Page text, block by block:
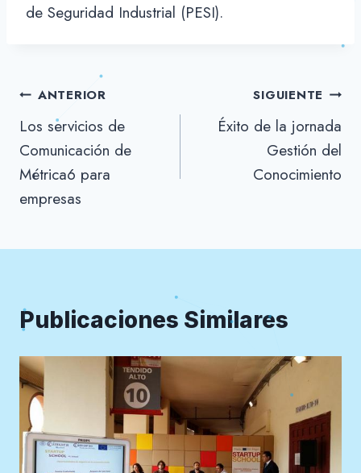
de Seguridad Industrial (PESI).
Navegación
de
entradas
ANTERIOR
Los servicios de
Comunicación de
Métrica6 para
empresas
SIGUIENTE
Éxito de la jornada
Gestión del
Conocimiento
Publicaciones Similares